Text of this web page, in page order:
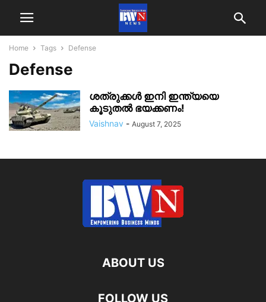
Home Tags Defense
Defense
ശത്രുക്കൾ ഇനി ഇന്ത്യയെ
കൂടുതൽ ഭയക്കണം!
Vaishnav - August 7, 2025
ABOUT US
FOLLOW US